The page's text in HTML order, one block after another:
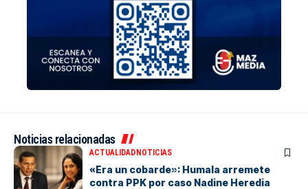
Noticias relacionadas
ACTUALIDADNOTICIAS
«Era un cobarde»: Humala arremete
contra PPK por caso Nadine Heredia